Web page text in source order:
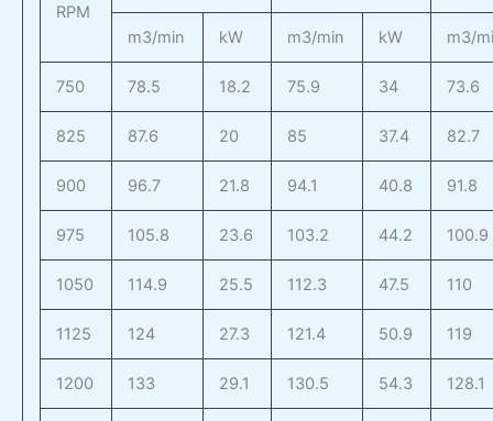
RPM
m3/min kW m3/min kW m3/
750 78.5 18.2 75.9 34 73.6
825 87.6 20 85 37.4 82.7
900 96.7 21.8 94.1 40.8 91.8
975 105.8 23.6 103.2 44.2 100.9
1050 114.9 25.5 112.3 47.5 110
1125 124 27.3 121.4 50.9 119
1200 133 29.1 130.5 54.3 128.1